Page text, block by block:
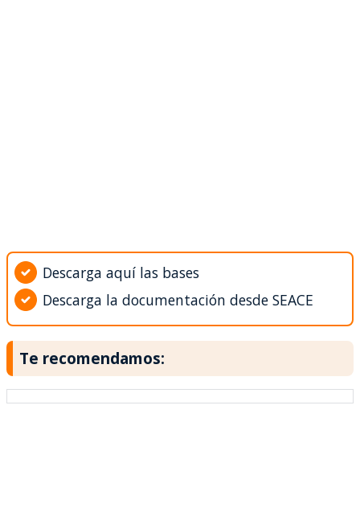
Descarga aquí las bases
Descarga la documentación desde SEACE
Te recomendamos: